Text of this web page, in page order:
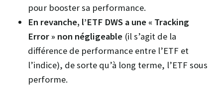
pour booster sa performance.
En revanche, l’ETF DWS a une « Tracking
Error » non négligeable (il s’agit de la
différence de performance entre l’ETF et
l’indice), de sorte qu’à long terme, l’ETF sous
performe.